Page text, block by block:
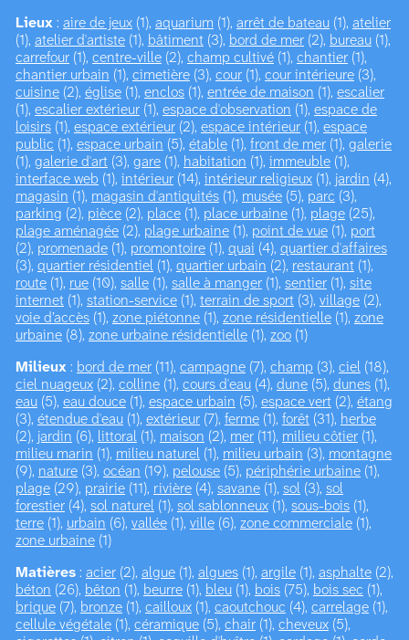
Lieux: aire de jeux(1), aquarium (1), arrêt de bateau(1), atelier
(1), atelier d'artiste(1), bâtiment (3), bord de mer(2), bureau(1),
carrefour(1), centre-ville(2), champ cultivé(1), chantier(1),
chantier urbain (1), cimetière(3), cour(1), cour intérieure(3),
cuisine(2), église(1), enclos(1), entrée de maison (1), escalier
(1), escalier extérieur(1), espace d'observation (1), espace de
loisirs(1), espace extérieur(2), espace intérieur(1), espace
public (1), espace urbain (5), étable(1), front de mer(1), galerie
(1), galerie d'art (3), gare(1), habitation (1), immeuble(1),
interface web (1), intérieur(14), intérieur religieux(1), jardin (4),
magasin (1), magasin d'antiquités(1), musée(5), parc (3),
parking (2), pièce(2), place(1), place urbaine(1), plage(25),
plage aménagée(2), plage urbaine(1), point de vue(1), port
(2), promenade(1), promontoire(1), quai (4), quartier d'affaires
(3), quartier résidentiel(1), quartier urbain (2), restaurant (1),
route(1), rue(10), salle(1), salle à manger(1), sentier(1), site
internet (1), station-service(1), terrain de sport (3), village(2),
voie d’accès(1), zone piétonne(1), zone résidentielle(1), zone
urbaine(8), zone urbaine résidentielle(1), zoo(1)
Milieux: bord de mer(11), campagne(7), champ (3), ciel(18),
ciel nuageux(2), colline(1), cours d'eau(4), dune(5), dunes(1),
eau(5), eau douce(1), espace urbain (5), espace vert (2), étang
(3), étendue d'eau(1), extérieur(7), ferme(1), forêt (31), herbe
(2), jardin (6), littoral(1), maison (2), mer(11), milieu côtier(1),
milieu marin (1), milieu naturel(1), milieu urbain (3), montagne
(9), nature(3), océan (19), pelouse(5), périphérie urbaine(1),
plage(29), prairie(11), rivière(4), savane(1), sol(3), sol
forestier(4), sol naturel(1), sol sablonneux(1), sous-bois(1),
terre(1), urbain (6), vallée(1), ville(6), zone commerciale(1),
zone urbaine(1)
Matières: acier(2), algue(1), algues(1), argile(1), asphalte(2),
béton (26), bêton (1), beurre(1), bleu(1), bois(75), bois sec (1),
brique(7), bronze(1), cailloux(1), caoutchouc (4), carrelage(1),
cellule végétale(1), céramique(5), chair(1), cheveux(5),